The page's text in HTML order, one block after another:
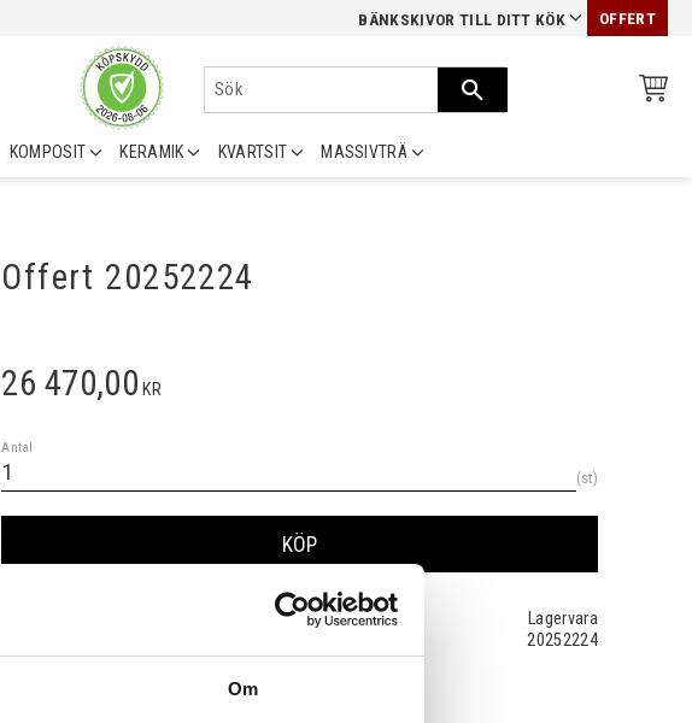
Om
BÄNKSKIVOR TILL DITT KÖK OFFERT
KOMPOSIT KERAMIK KVARTSIT MASSIVTRÄ
Offert 20252224
26 470,00 KR
Antal
st
KÖP
Lagervara
20252224